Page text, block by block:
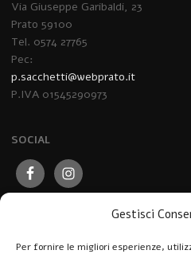
Gestisci
Per fornire le migliori esperienze,
Via Giuseppe Garibaldi, 23
Prato 59100
Tel. 0574 27765
Pec:
p.sacchetti@webprato.it
P.IVA 01545290973
SOCIAL